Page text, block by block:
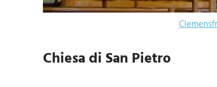
Chiesa di San Pietro